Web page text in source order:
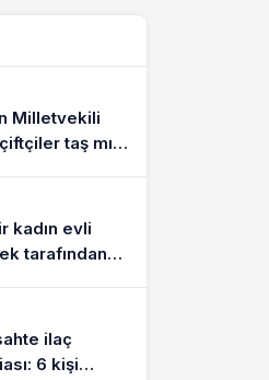
Milletvekili
taş mı
kadın evli
tarafından
ilaç
6 kişi